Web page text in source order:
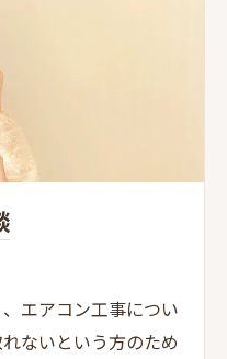
エアコン工事につい
ないという方のため